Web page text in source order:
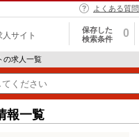
よくある質問
人サイト
保存した
検索条件
0
の求人一覧
報一覧